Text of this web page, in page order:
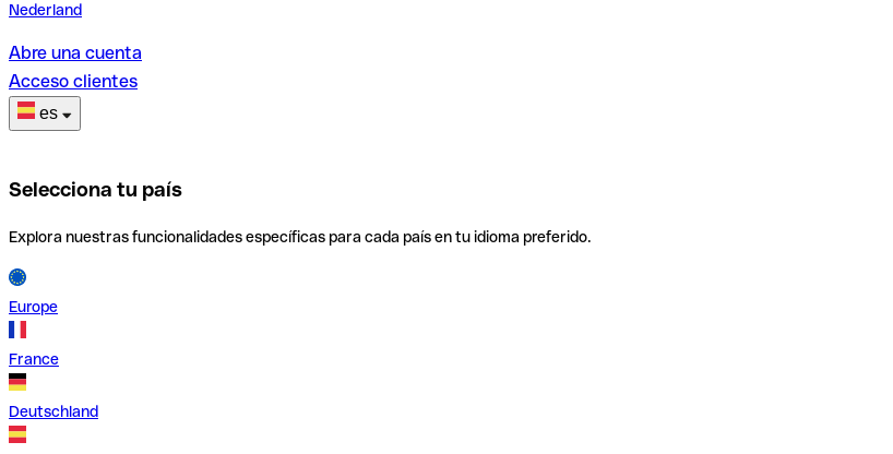
Nederland
Abre una cuenta
Acceso clientes
es
Selecciona tu país
Explora nuestras funcionalidades específicas para cada país en tu idioma preferido.
Europe
France
Deutschland